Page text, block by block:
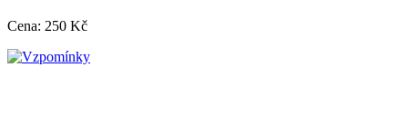
Cena: 250 Kč